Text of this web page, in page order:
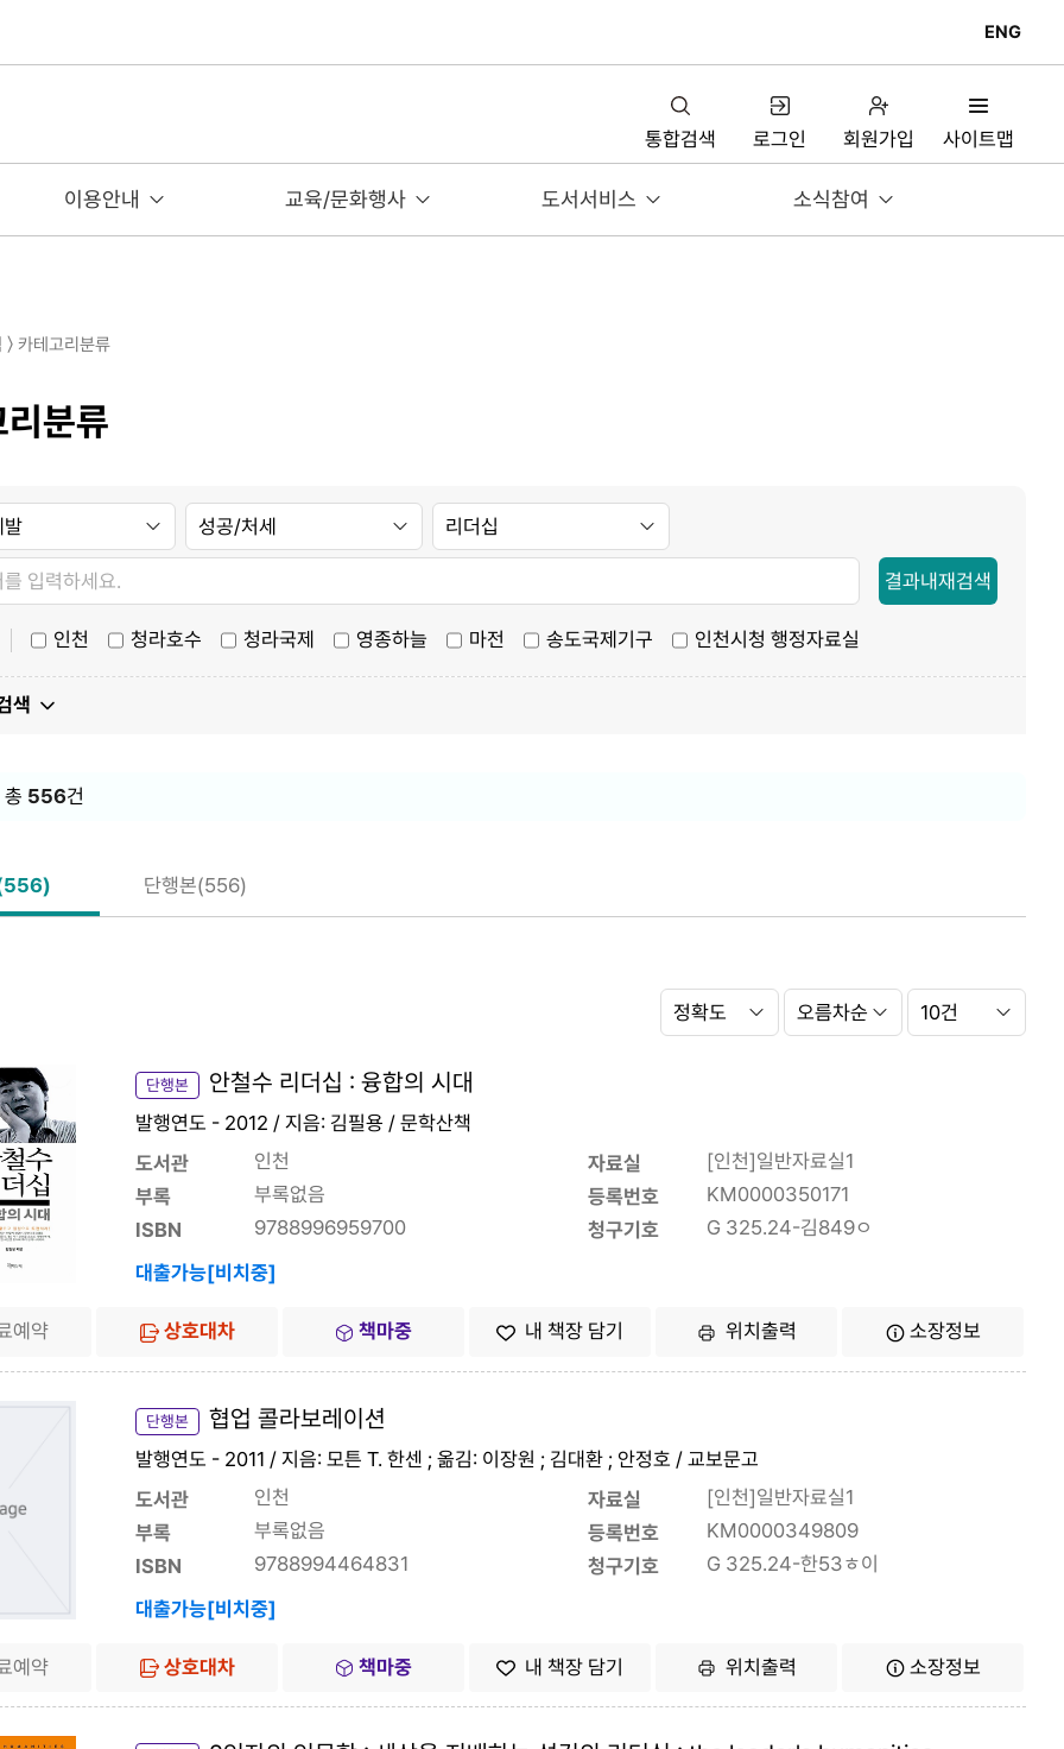
ENG
통합검색 로그인 회원가입 사이트맵
이용안내 교육/문화행사 도서서비스 소식참여
〉 카테고리분류
분류
결과내재검색
인천 청라호수 청라국제 영종하늘 마전 송도국제기구 인천시청 행정자료실
색
556건
단행본(556)
단행본 안철수 리더십 : 융합의 시대
발행연도 - 2012 / 지음: 김필용 / 문학산책
도서관
인천 자료실
[인천]일반자료실1
부록
부록없음 등록번호
KM0000350171
ISBN
9788996959700 청구기호
G 325.24-김849ㅇ
대출가능[비치중]
예약 상호대차 책마중 내 책장 담기 위치출력 소장정보
단행본 협업 콜라보레이션
발행연도 - 2011 / 지음: 모튼 T. 한센 ; 옮김: 이장원 ; 김대환 ; 안정호 / 교보문고
도서관
인천 자료실
[인천]일반자료실1
부록
부록없음 등록번호
KM0000349809
ISBN
9788994464831 청구기호
G 325.24-한53ㅎ이
대출가능[비치중]
예약 상호대차 책마중 내 책장 담기 위치출력 소장정보